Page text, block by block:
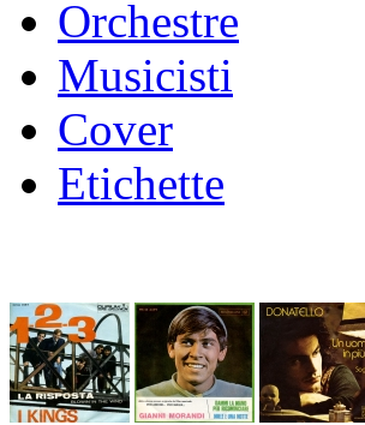
Orchestre
Musicisti
Cover
Etichette